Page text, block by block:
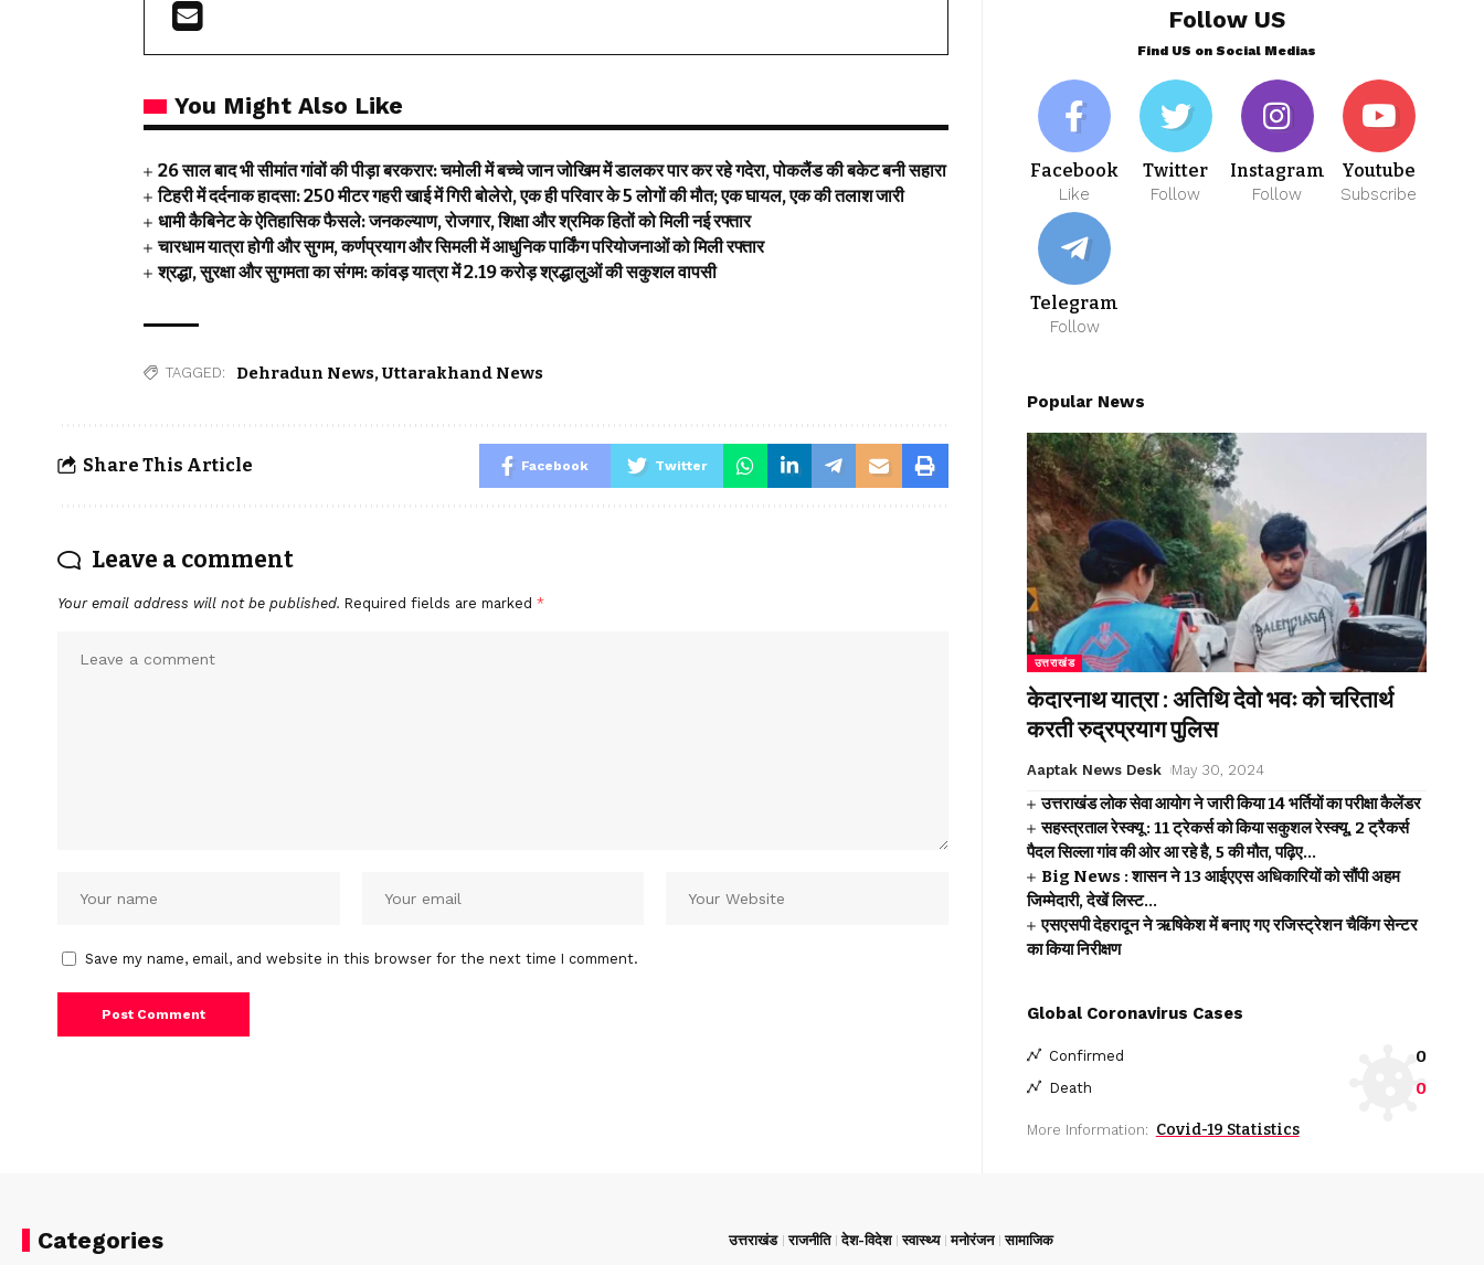
You Might Also Like
26 साल बाद भी सीमांत गांवों की पीड़ा बरकरार: चमोली में बच्चे जान जोखिम में डालकर पार कर रहे गदेरा, पोकलैंड की बकेट बनी सहारा
टिहरी में दर्दनाक हादसा: 250 मीटर गहरी खाई में गिरी बोलेरो, एक ही परिवार के 5 लोगों की मौत; एक घायल, एक की तलाश जारी
धामी कैबिनेट के ऐतिहासिक फैसले: जनकल्याण, रोजगार, शिक्षा और श्रमिक हितों को मिली नई रफ्तार
चारधाम यात्रा होगी और सुगम, कर्णप्रयाग और सिमली में आधुनिक पार्किंग परियोजनाओं को मिली रफ्तार
श्रद्धा, सुरक्षा और सुगमता का संगम: कांवड़ यात्रा में 2.19 करोड़ श्रद्धालुओं की सकुशल वापसी
TAGGED: Dehradun News,Uttarakhand News
Share This Article Facebook Twitter
Leave a comment
Your email address will not be published. Required fields are marked *
Save my name, email, and website in this browser for the next time I comment.
Follow US
Find US on Social Medias
Facebook
Like
Twitter
Follow
Instagram
Follow
Youtube
Subscribe
Telegram
Follow
Popular News
उत्तराखंड
केदारनाथ यात्रा : अतिथि देवो भवः को चरितार्थ
करती रुद्रप्रयाग पुलिस
Aaptak News Desk May 30, 2024
उत्तराखंड लोक सेवा आयोग ने जारी किया 14 भर्तियों का परीक्षा कैलेंडर
सहस्त्रताल रेस्क्यू : 11 ट्रेकर्स को किया सकुशल रेस्क्यू, 2 ट्रैकर्स
पैदल सिल्ला गांव की ओर आ रहे है, 5 की मौत, पढ़िए…
Big News : शासन ने 13 आईएएस अधिकारियों को सौंपी अहम
जिम्मेदारी, देखें लिस्ट…
एसएसपी देहरादून ने ऋषिकेश में बनाए गए रजिस्ट्रेशन चैकिंग सेन्टर
का किया निरीक्षण
Global Coronavirus Cases
Confirmed 0
Death 0
More Information: Covid-19 Statistics
Categories उत्तराखंड राजनीति देश-विदेश स्वास्थ्य मनोरंजन सामाजिक